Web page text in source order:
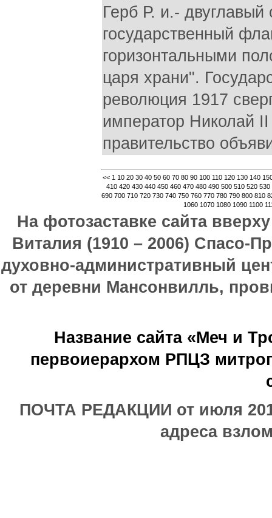
Герб Р. и.-
государственный
горизонтальными
царя храни".
революция 1917
император Николай
правительство
<< 1 10 20 30 40 50 60 70 80 90 100 110 120 130 140
410 420 430 440 450 460 470 480 490 500 510 520 530
690 700 710 720 730 740 750 760 770 780 790 800 810
1060 1070 1080 1090 1100
На фотозаставке сайта
Виталия (1910 – 2006) Спасо-
духовно-административный
от деревни Мансонвилль,
Название сайта «Меч и
первоиерархом РПЦЗ
ПОЧТА РЕДАКЦИИ от июля
адреса